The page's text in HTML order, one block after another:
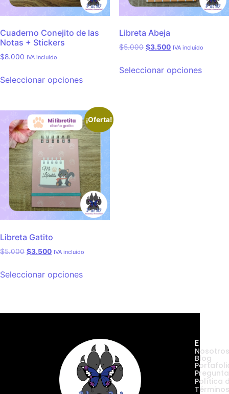
Cuaderno Conejito de las
Notas + Stickers
$8.000 IVA incluido
Seleccionar opciones
Libreta Abeja
$5.000 $3.500 IVA incluido
Seleccionar opciones
¡Oferta!
Libreta Gatito
$5.000 $3.500 IVA incluido
Seleccionar opciones
Nosotros
Blog
Política